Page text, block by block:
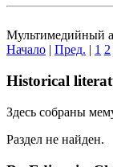
Мультимедийный
Начало | Пред. | 1 2
Historical
Здесь собраны
Раздел не найден.